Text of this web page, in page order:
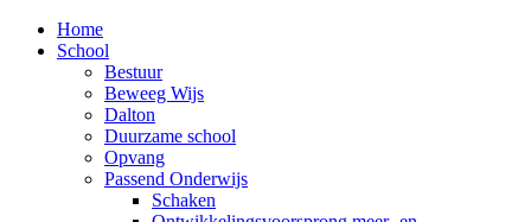
Home
School
Bestuur
Beweeg Wijs
Dalton
Duurzame school
Opvang
Passend Onderwijs
Schaken